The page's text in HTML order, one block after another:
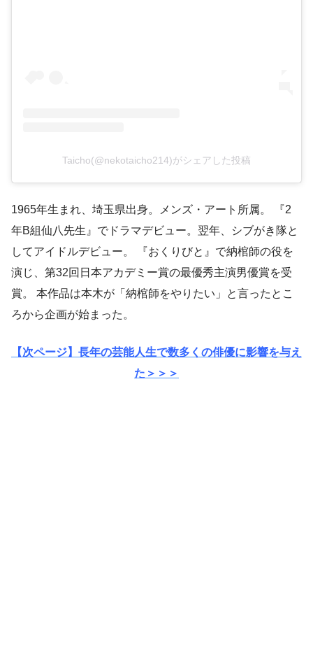
Taicho(@nekotaicho214)がシェアした投稿
1965年生まれ、埼玉県出身。メンズ・アート所属。 『2
年B組仙八先生』でドラマデビュー。翌年、シブがき隊と
してアイドルデビュー。 『おくりびと』で納棺師の役を
演じ、第32回日本アカデミー賞の最優秀主演男優賞を受
賞。 本作品は本木が「納棺師をやりたい」と言ったとこ
ろから企画が始まった。
【次ページ】長年の芸能人生で数多くの俳優に影響を与え
た＞＞＞